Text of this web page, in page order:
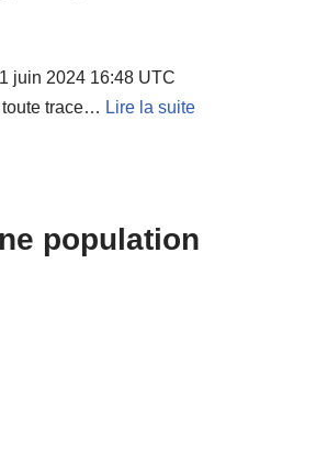
juin 2024 16:48 UTC
toute trace… Lire la suite
population